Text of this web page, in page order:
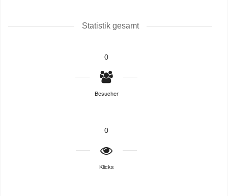
Statistik gesamt
0
Besucher
0
Klicks